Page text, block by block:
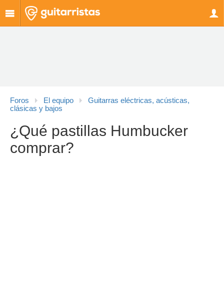
Foros El equipo
Guitarras eléctricas, acústicas,
clásicas y bajos
¿Qué pastillas Humbucker
comprar?